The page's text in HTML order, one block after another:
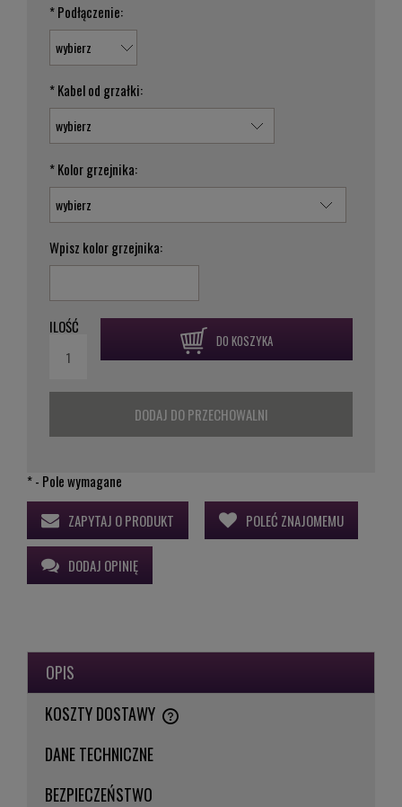
*Podłączenie:
*Kabel od grzałki:
*Kolor grzejnika:
Wpisz kolor grzejnika:
ILOŚĆ
DO KOSZYKA
DODAJ DO PRZECHOWALNI
*- Pole wymagane
ZAPYTAJ O PRODUKT
POLEĆ ZNAJOMEMU
DODAJ OPINIĘ
OPIS
KOSZTY DOSTAWY
CENA NIE ZAWIERA EWENTUALNYCH KOSZTÓW PŁATNOŚCI
DANE TECHNICZNE
BEZPIECZEŃSTWO